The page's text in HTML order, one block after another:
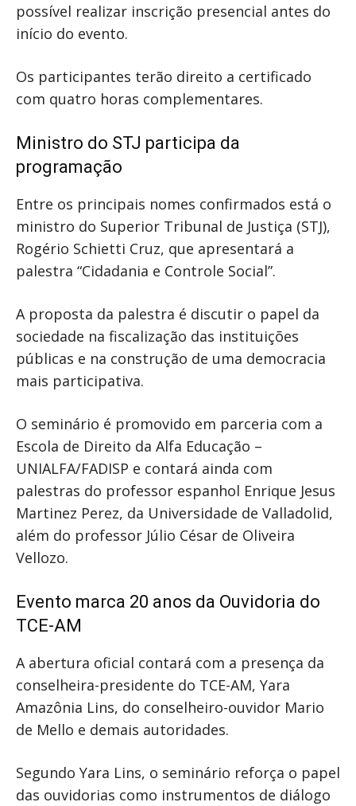
possível realizar inscrição presencial antes do
início do evento.
Os participantes terão direito a certificado
com quatro horas complementares.
Ministro do STJ participa da
programação
Entre os principais nomes confirmados está o
ministro do Superior Tribunal de Justiça (STJ),
Rogério Schietti Cruz, que apresentará a
palestra “Cidadania e Controle Social”.
A proposta da palestra é discutir o papel da
sociedade na fiscalização das instituições
públicas e na construção de uma democracia
mais participativa.
O seminário é promovido em parceria com a
Escola de Direito da Alfa Educação –
UNIALFA/FADISP e contará ainda com
palestras do professor espanhol Enrique Jesus
Martinez Perez, da Universidade de Valladolid,
além do professor Júlio César de Oliveira
Vellozo.
Evento marca 20 anos da Ouvidoria do
TCE-AM
A abertura oficial contará com a presença da
conselheira-presidente do TCE-AM, Yara
Amazônia Lins, do conselheiro-ouvidor Mario
de Mello e demais autoridades.
Segundo Yara Lins, o seminário reforça o papel
das ouvidorias como instrumentos de diálogo